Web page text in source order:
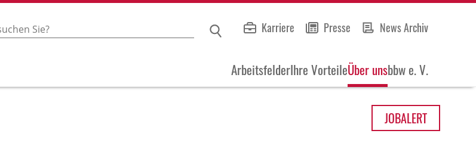
Karriere Presse News Archiv
ArbeitsfelderIhre VorteileÜber unsbbw e. V.
JOBALERT